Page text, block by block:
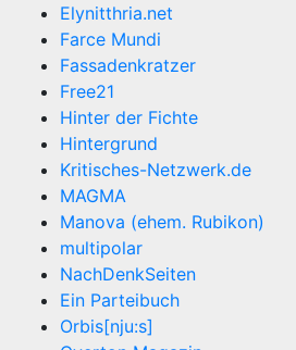
Elynitthria.net
Farce Mundi
Fassadenkratzer
Free21
Hinter der Fichte
Hintergrund
Kritisches-Netzwerk.de
MAGMA
Manova (ehem. Rubikon)
multipolar
NachDenkSeiten
Ein Parteibuch
Orbis[nju:s]